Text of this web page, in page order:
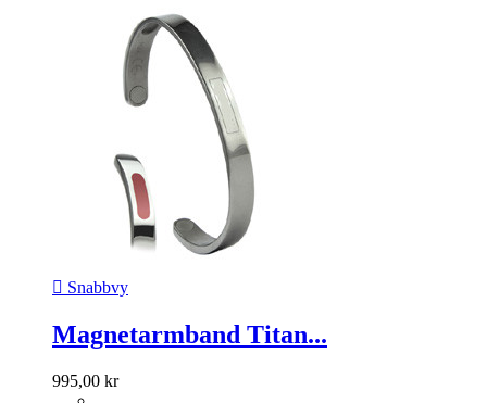
 Snabbvy
Magnetarmband Titan...
995,00 kr